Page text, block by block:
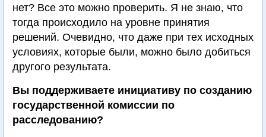
нет? Все это можно проверить. Я не знаю, что
тогда происходило на уровне принятия
решений. Очевидно, что даже при тех исходных
условиях, которые были, можно было добиться
другого результата.
Вы поддерживаете инициативу по созданию
государственной комиссии по
расследованию?